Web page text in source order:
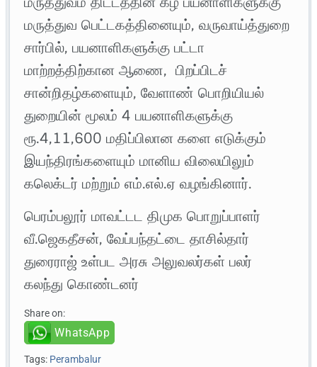
மருத்துவ பெட்டகத்தினையும், வருவாய்த்துறை
சார்பில், பயனாளிகளுக்கு பட்டா
மாற்றத்திற்கான ஆணை, பிறப்பிடச்
சான்றிதழ்களையும், வேளாண் பொறியியல்
துறையின் மூலம் 4 பயனாளிகளுக்கு
ரூ.4,11,600 மதிப்பிலான களை எடுக்கும்
இயந்திரங்களையும் மானிய விலையிலும்
கலெக்டர் மற்றும் எம்.எல்.ஏ வழங்கினார்.
பெரம்பலூர் மாவட்டட திமுக பொறுப்பாளர்
வீ.ஜெகதீசன், வேப்பந்தட்டை தாசில்தார்
துரைராஜ் உள்பட அரசு அலுவலர்கள் பலர்
கலந்து கொண்டனர்
Share on:
WhatsApp
Tags: Perambalur